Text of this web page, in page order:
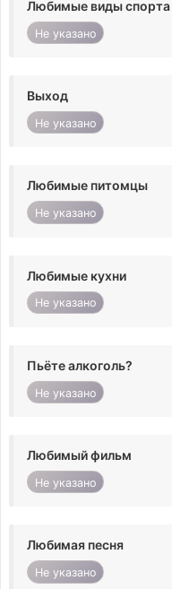
Любимые виды спорта
Не указано
Выход
Не указано
Любимые питомцы
Не указано
Любимые кухни
Не указано
Пьёте алкоголь?
Не указано
Любимый фильм
Не указано
Любимая песня
Не указано